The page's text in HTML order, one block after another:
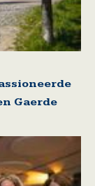
Gaerde